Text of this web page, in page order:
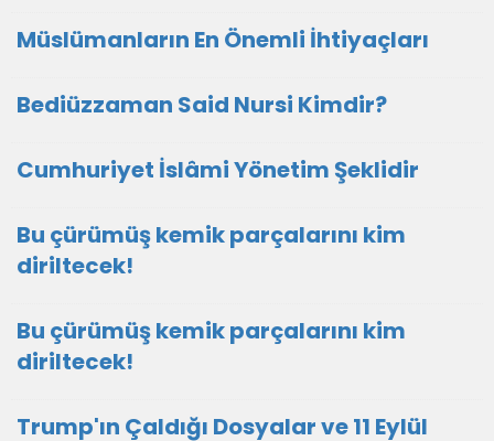
Müslümanların En Önemli İhtiyaçları
Bediüzzaman Said Nursi Kimdir?
Cumhuriyet İslâmi Yönetim Şeklidir
Bu çürümüş kemik parçalarını kim
diriltecek!
Bu çürümüş kemik parçalarını kim
diriltecek!
Trump'ın Çaldığı Dosyalar ve 11 Eylül